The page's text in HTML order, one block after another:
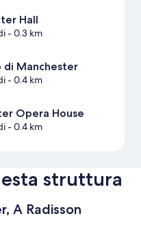
Hall
- 0.3 km
di Manchester
- 0.4 km
Opera House
- 0.4 km
struttura
A Radisson